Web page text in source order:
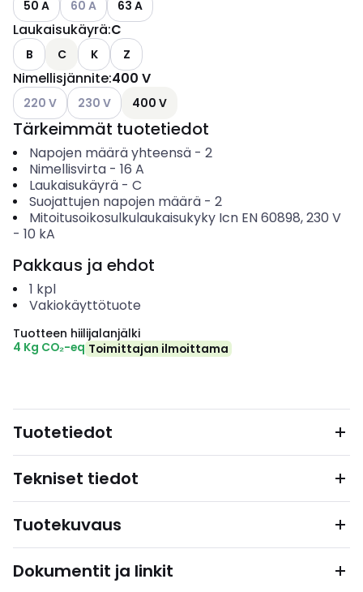
50 A
60 A 63 A
Laukaisukäyrä:C
B C K Z
Nimellisjännite:400 V
Katso käytettävissä olevat vaihtoehdot
220 V Katso käytettävissä olevat vaihtoehdot
230 V 400 V
Tärkeimmät tuotetiedot
Napojen määrä yhteensä- 2
Nimellisvirta- 16 A
Laukaisukäyrä- C
Suojattujen napojen määrä- 2
Mitoitusoikosulkulaukaisukyky Icn EN 60898, 230 V
- 10 kA
Pakkaus ja ehdot
1 kpl
Vakiokäyttötuote
Tuotteen hiilijalanjälki
4 Kg CO₂-eq Toimittajan ilmoittama
Tuotetiedot
Tekniset tiedot
Tuotekuvaus
Dokumentit ja linkit